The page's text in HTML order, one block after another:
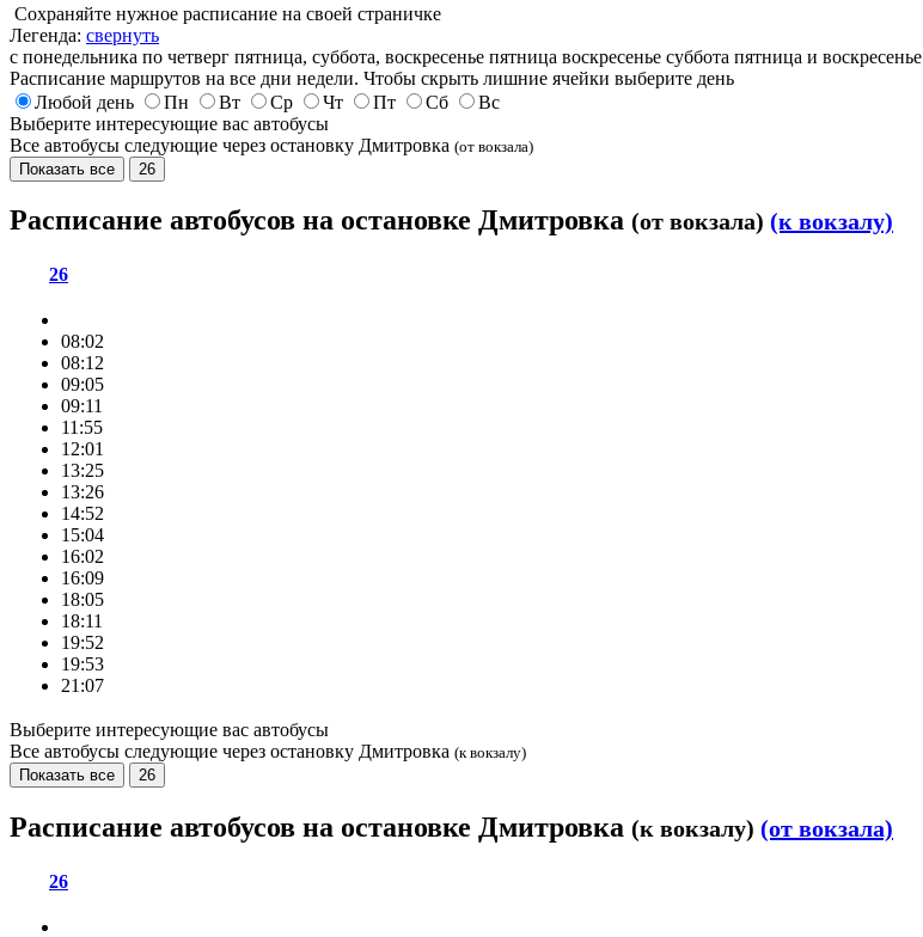
Сохраняйте нужное расписание на своей страничке
Легенда: свернуть
с понедельника по четверг пятница, суббота, воскресенье пятница воскресенье суббота пятница и воскресенье
Расписание маршрутов на все дни недели. Чтобы скрыть лишние ячейки выберите день
Любой день
Пн Вт Ср Чт Пт Сб
Вс
Выберите интересующие вас автобусы
Все автобусы следующие через остановку Дмитровка (от вокзала)
Показать все
26
Расписание автобусов на остановке Дмитровка (от вокзала) (к вокзалу)
26
08:02
08:12
09:05
09:11
11:55
12:01
13:25
13:26
14:52
15:04
16:02
16:09
18:05
18:11
19:52
19:53
21:07
Выберите интересующие вас автобусы
Все автобусы следующие через остановку Дмитровка (к вокзалу)
Показать все
26
Расписание автобусов на остановке Дмитровка (к вокзалу) (от вокзала)
26